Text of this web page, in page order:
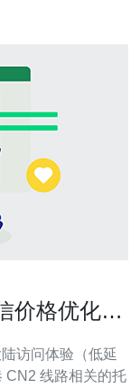
价格优化实
CN2 线路相关的托